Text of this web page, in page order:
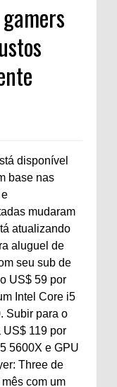
disponível
base nas
mudaram
atualizando
aluguel de
seu sub de
US$ 59 por
Intel Core i5
Subir para o
US$ 119 por
5600X e GPU
Three de
com um